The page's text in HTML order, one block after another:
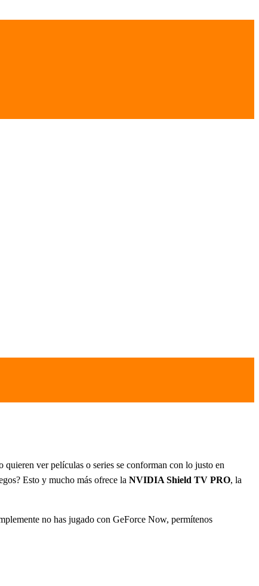
ver películas o series se conforman con lo justo en
Esto y mucho más ofrece la NVIDIA Shield TV PRO, la
no has jugado con GeForce Now, permítenos